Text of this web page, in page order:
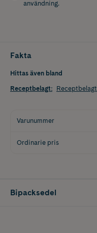
användning.
Fakta
Hittas även bland
Receptbelagt: Receptbelagt
Varunummer
Ordinarie pris
Bipacksedel